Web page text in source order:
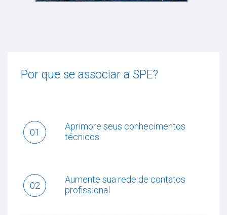
Por que se associar a SPE?
01
Aprimore seus conhecimentos
técnicos
02
Aumente sua rede de contatos
profissional